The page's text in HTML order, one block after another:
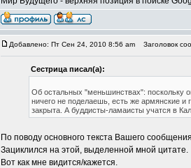
Добавлено: Пт Сен 24, 2010 8:56 am Заголовок
Сестрица писал(а):
Об остальных "меньшинствах": поскольку
ничего не поделаешь, есть же армянские и
закрыта. А буддисты-ламаисты учатся в
По поводу основного текста Вашего
Зациклился на этой, выделенной мной цитате.
Вот как мне видится/кажется.